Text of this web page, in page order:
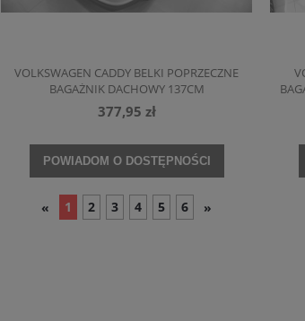
VOLKSWAGEN CADDY BELKI POPRZECZNE
BAGAŻNIK DACHOWY 137CM
377,95 zł
POWIADOM O DOSTĘPNOŚCI
« 1 2 3 4 5 6 »